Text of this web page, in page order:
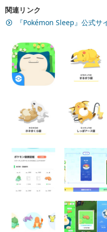
関連リンク
『Pokémon Sleep』公式サ